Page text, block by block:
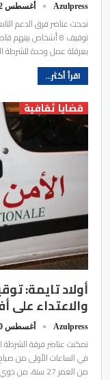
Azulpress أغسطس 22, 2022
نجحت عناصر فرق الدعم
بعرقلة عمل وحدة للشرطة
اقرأ أكثر...
قضايا ثقافية
أولاد تايمة:
والاعتداء على
Azulpress أغسطس 20, 2022
تمكنت عناصر فرقة الشرطة
من العمر 27 سنة، من ذوي السوابق…